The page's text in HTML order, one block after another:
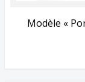
Modèle «